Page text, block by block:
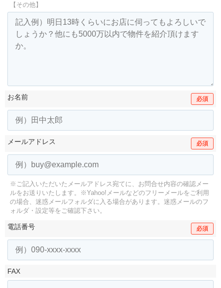
【その他】
お名前 必須
メールアドレス 必須
※ご記入いただいたメールアドレス宛てに、お問合せ内容の確認メー
ルをお送りいたします。
※Yahoo!メールなどのフリーメールをご利用
の場合、迷惑メールフォルダに入る場合があります。 迷惑メールのフ
ォルダ・設定等をご確認下さい。
電話番号 必須
FAX